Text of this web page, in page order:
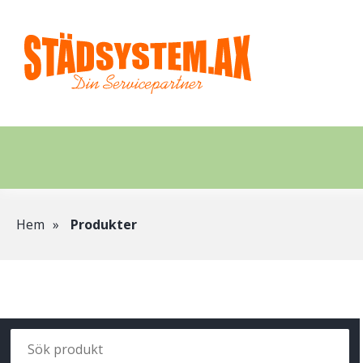
till
huvudinnehåll
Länkstig
Hem Produkter